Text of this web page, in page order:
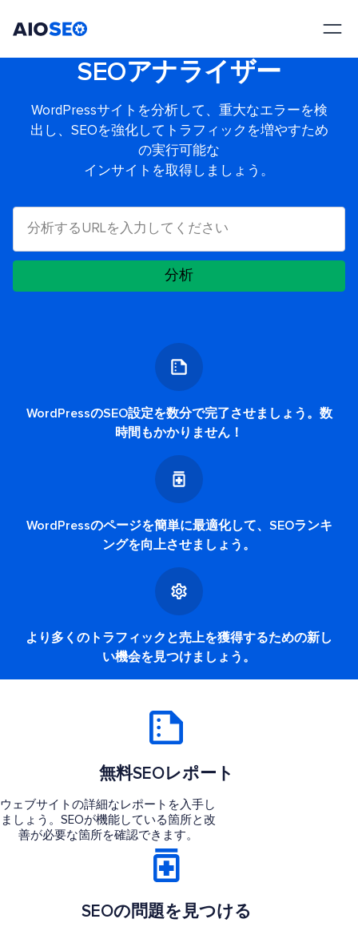
SEOアナライザー
WordPressサイトを分析して、重大なエラーを検
出し、SEOを強化してトラフィックを増やすため
の実行可能な
インサイトを取得しましょう。
分析
WordPressのSEO設定を数分で完了させましょう。数
時間もかかりません！
WordPressのページを簡単に最適化して、SEOランキ
ングを向上させましょう。
より多くのトラフィックと売上を獲得するための新し
い機会を見つけましょう。
無料SEOレポート
ウェブサイトの詳細なレポートを入手し
ましょう。SEOが機能している箇所と改
善が必要な箇所を確認できます。
SEOの問題を見つける